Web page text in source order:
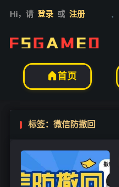
首页
Hi，请 登录 或 注册
标签：微信防撤回